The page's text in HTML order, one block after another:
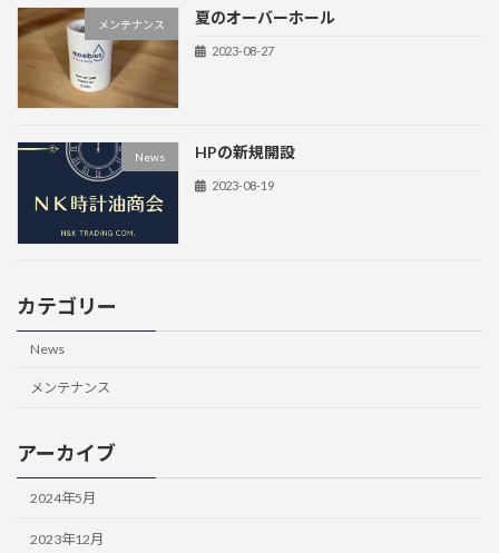
メンテナンス 夏のオーバーホール
2023-08-27
News HPの新規開設
2023-08-19
カテゴリー
News
メンテナンス
アーカイブ
2024年5月
2023年12月